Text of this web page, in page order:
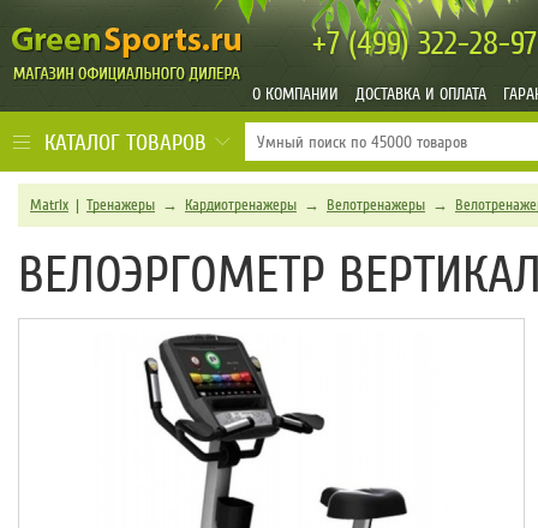
+7 (499)322-28-97
О КОМПАНИИ ДОСТАВКА И ОПЛАТА
КАТАЛОГ ТОВАРОВ
Matrix | Тренажеры → Кардиотренажеры → Велотренажеры →
ВЕЛОЭРГОМЕТР